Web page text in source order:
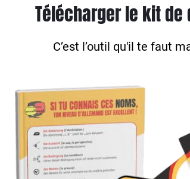
Télécharger le kit
C’est l’outil qu'il te faut